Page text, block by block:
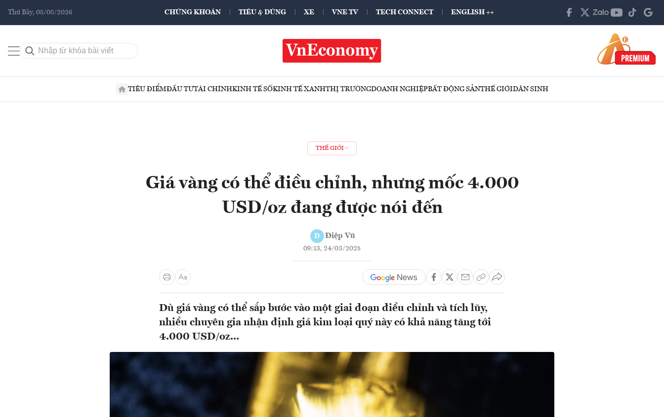
Thứ Bảy, 08/08/2026 CHỨNG KHOÁN TIÊU & DÙNG XE VNE TV TECH CONNECT ENGLISH ++
TIÊU ĐIỂMĐẦU TƯTÀI CHÍNHKINH TẾ SỐKINH TẾ XANHTHỊ TRƯỜNGDOANH NGHIỆPBẤT ĐỘNG SẢNTHẾ GIỚIDÂN SINH
THẾ GIỚI
Giá vàng có thể điều chỉnh, nhưng mốc 4.000
USD/oz đang được nói đến
Đ Điệp Vũ
09:13, 24/03/2025
Dù giá vàng có thể sắp bước vào một giai đoạn điều chỉnh và tích lũy,
nhiều chuyên gia nhận định giá kim loại quý này có khả năng tăng tới
4.000 USD/oz...